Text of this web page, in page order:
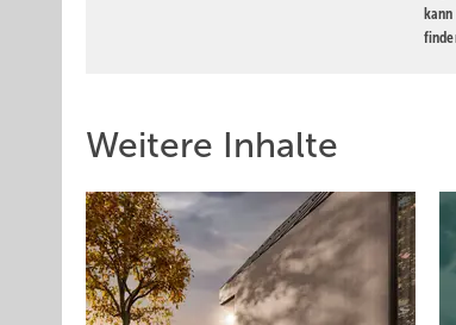
Weitere Inhalte